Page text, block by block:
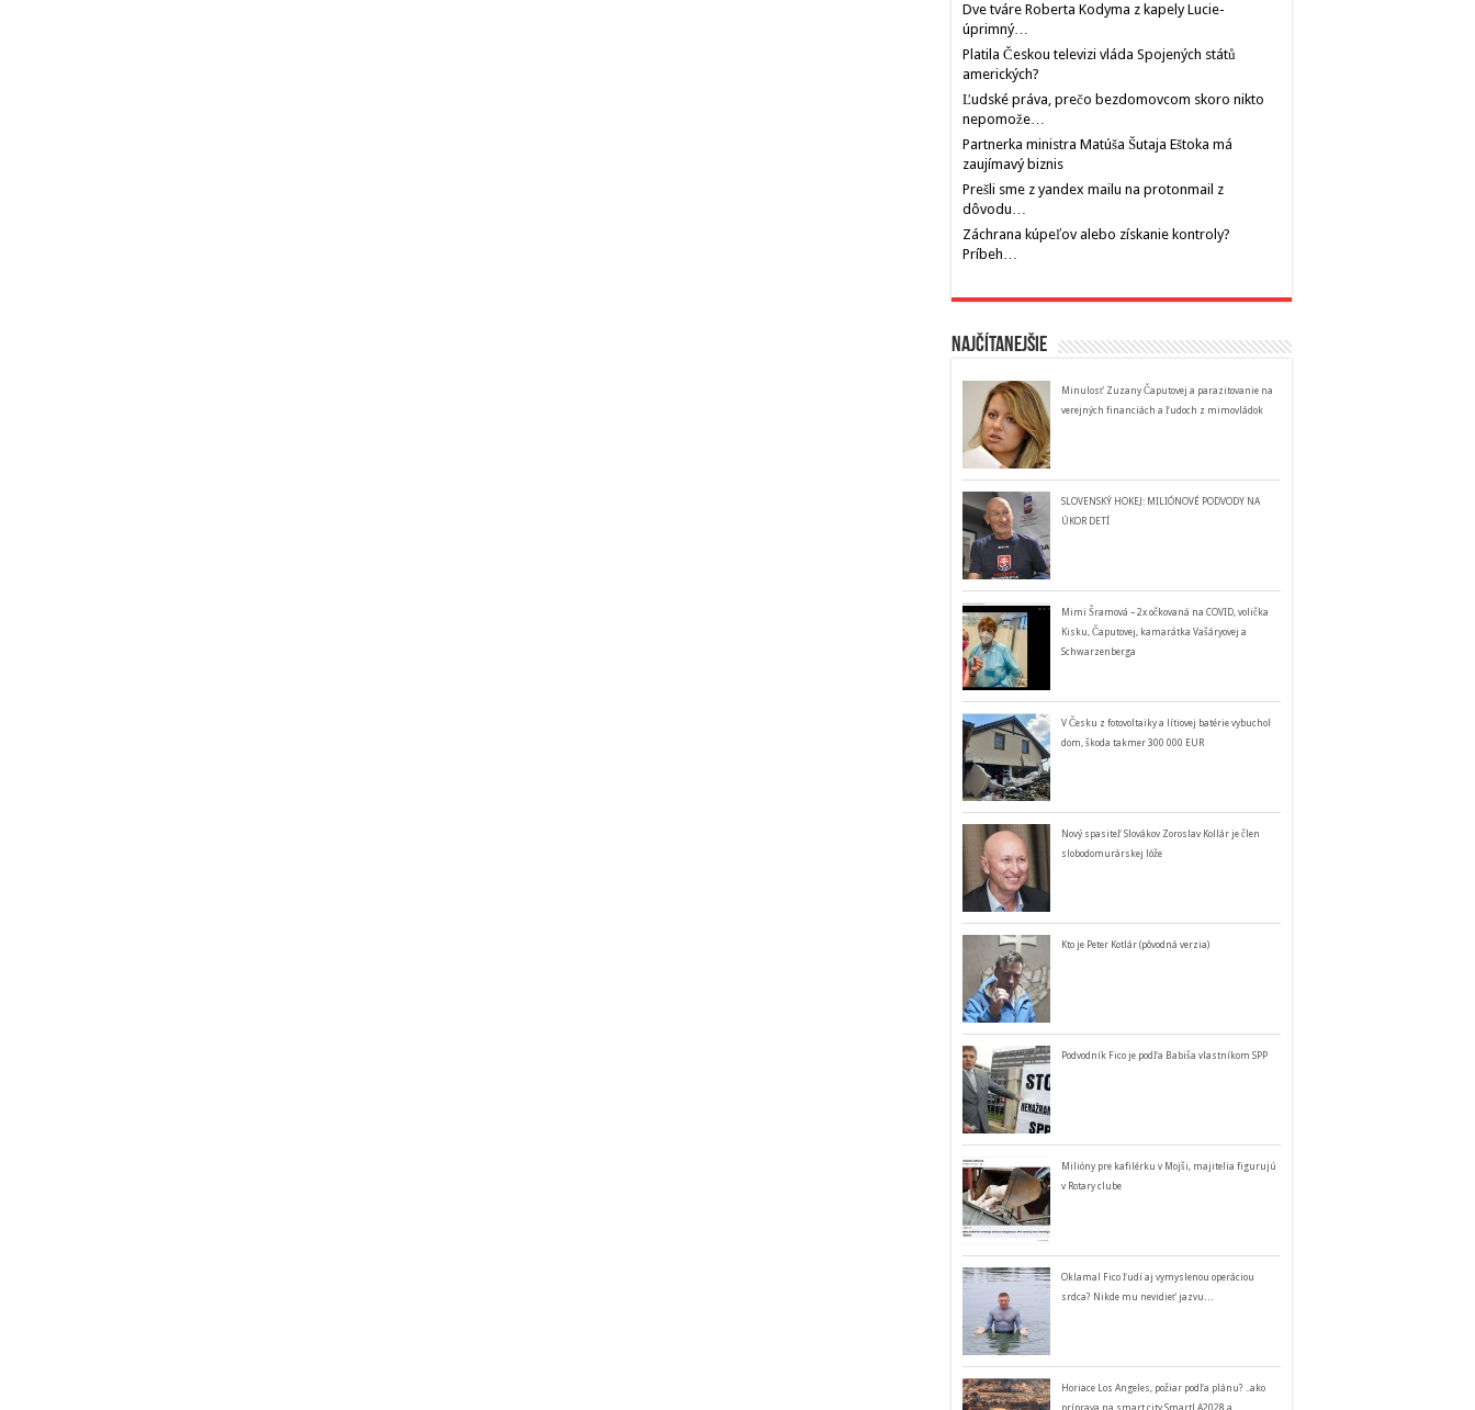
Dve tváre Roberta Kodyma z kapely Lucie-
úprimný…
Platila Českou televizi vláda Spojených států
amerických?
Ľudské práva, prečo bezdomovcom skoro nikto
nepomože…
Partnerka ministra Matúša Šutaja Eštoka má
zaujímavý biznis
Prešli sme z yandex mailu na protonmail z
dôvodu…
Záchrana kúpeľov alebo získanie kontroly?
Príbeh…
Najčítanejšie
Minulosť Zuzany Čaputovej a parazitovanie na
verejných financiách a ľudoch z mimovládok
SLOVENSKÝ HOKEJ: MILIÓNOVÉ PODVODY NA
ÚKOR DETÍ
Mimi Šramová – 2x očkovaná na COVID, volička
Kisku, Čaputovej, kamarátka Vašáryovej a
Schwarzenberga
V Česku z fotovoltaiky a lítiovej batérie vybuchol
dom, škoda takmer 300 000 EUR
Nový spasiteľ Slovákov Zoroslav Kollár je člen
slobodomurárskej lóže
Kto je Peter Kotlár (pôvodná verzia)
Podvodník Fico je podľa Babiša vlastníkom SPP
Milióny pre kafilérku v Mojši, majitelia figurujú
v Rotary clube
Oklamal Fico ľudí aj vymyslenou operáciou
srdca? Nikde mu nevidieť jazvu…
Horiace Los Angeles, požiar podľa plánu? ..ako